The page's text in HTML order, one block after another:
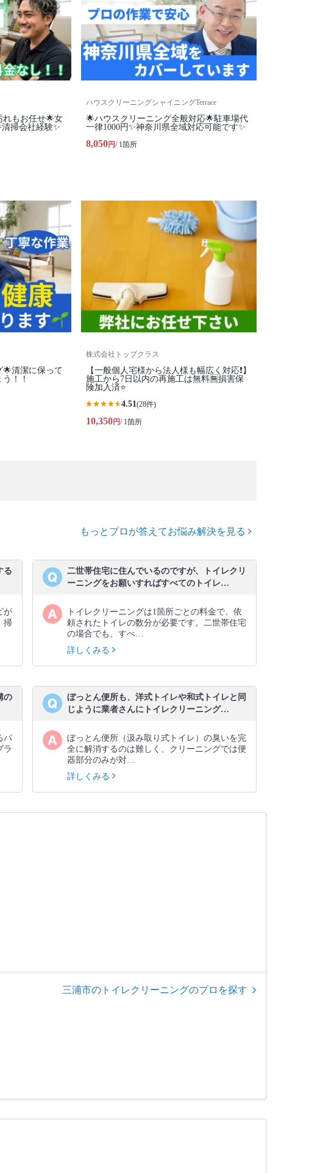
れもお任せ🌟女
掃会社経験✨
ハウスクリーニングシャイニングTerrace
🌟ハウスクリーニング全般対応🌟駐車場代
一律1000円✨神奈川県全域対応可能です✨
8,050円/ 1箇所
清潔に保って
！！
株式会社トップクラス
【一般個人宅様から法人様も幅広く対応❗️】
施工から7日以内の再施工は無料🈚️損害保
険加入済⭐️
4.51(28件)
10,350円/ 1箇所
もっとプロが答えてお悩み解決を見る
る
が
掃
二世帯住宅に住んでいるのですが、トイレクリ
ーニングをお願いすればすべてのトイレ…
トイレクリーニングは1箇所ごとの料金で、依
頼されたトイレの数分が必要です。二世帯住宅
の場合でも、すべ…
詳しくみる
の
パ
ラ
ぼっとん便所も、洋式トイレや和式トイレと同
じように業者さんにトイレクリーニング…
ぼっとん便所（汲み取り式トイレ）の臭いを完
全に解消するのは難しく、クリーニングでは便
器部分のみが対…
詳しくみる
三浦市のトイレクリーニングのプロを探す